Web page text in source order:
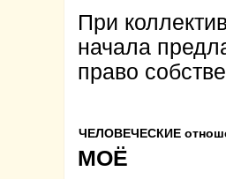
При
начала
право
ЧЕЛОВЕЧЕСКИЕ
МОЁ